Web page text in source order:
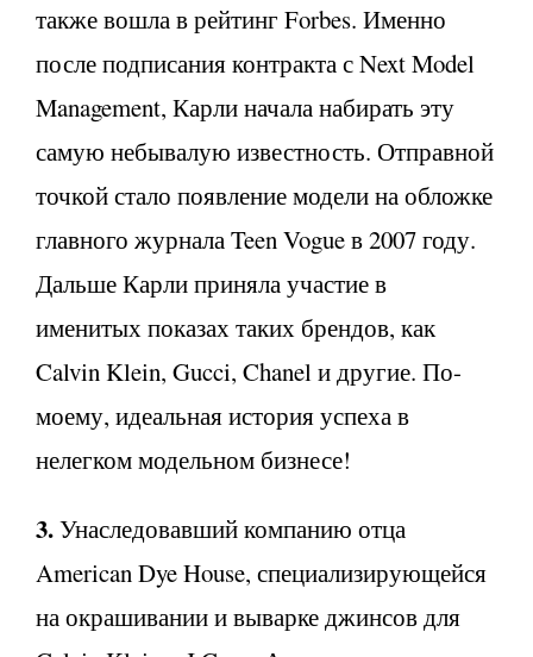
также вошла в рейтинг Forbes. Именно
после подписания контракта с Next Model
Management, Карли начала набирать эту
самую небывалую известность. Отправной
точкой стало появление модели на обложке
главного журнала Teen Vogue в 2007 году.
Дальше Карли приняла участие в
именитых показах таких брендов, как
Calvin Klein, Gucci, Chanel и другие. По-
моему, идеальная история успеха в
нелегком модельном бизнесе!
3.Унаследовавший компанию отца
American Dye House, специализирующейся
на окрашивании и выварке джинсов для